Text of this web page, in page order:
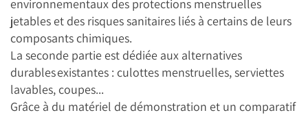
environnementaux des protections menstruelles
jetables et des risques sanitaires liés à certains de leurs
composants chimiques.
La seconde partie est dédiée aux alternatives
durables existantes : culottes menstruelles, serviettes
lavables, coupes...
Grâce à du matériel de démonstration et un comparatif